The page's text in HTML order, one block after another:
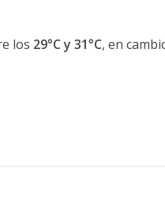
los 29°C y 31°C, en